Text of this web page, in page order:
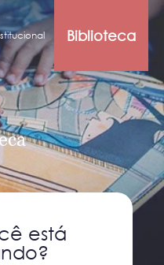
Biblioteca
está